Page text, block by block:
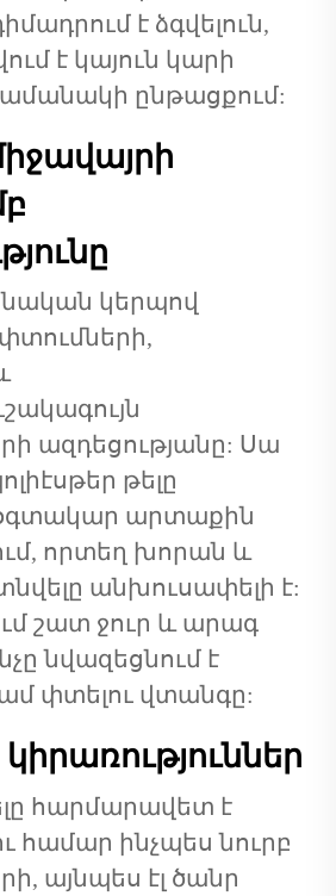
է ձգվելուն,
է կայուն կարի
ընթացքում:
կերպով
ազդեցությանը: Սա
թելը
արտաքին
որտեղ խորան և
անխուսափելի է:
շատ ջուր և արագ
նվազեցնում է
փտելու վտանգը:
հարմարավետ է
համար ինչպես նուրբ
այնպես էլ ծանր